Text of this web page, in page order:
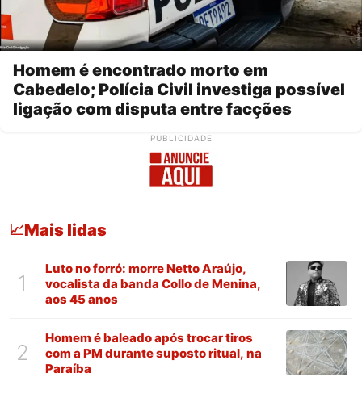
Homem é encontrado morto em
Cabedelo; Polícia Civil investiga possível
ligação com disputa entre facções
PUBLICIDADE
📈Mais lidas
1
Luto no forró: morre Netto Araújo,
vocalista da banda Collo de Menina,
aos 45 anos
2
Homem é baleado após trocar tiros
com a PM durante suposto ritual, na
Paraíba